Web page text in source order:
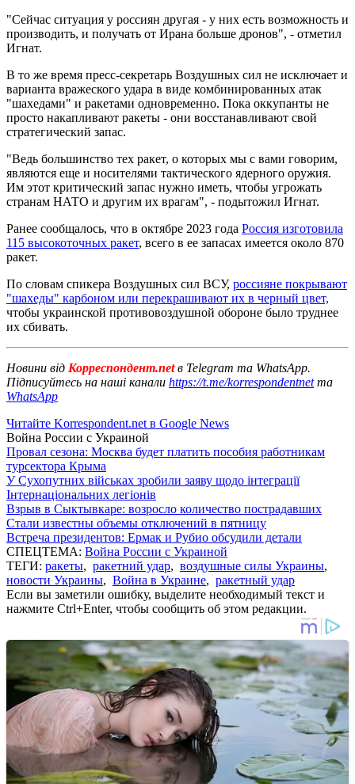
"Сейчас ситуация у россиян другая - у них есть возможность и
производить, и получать от Ирана больше дронов", - отметил
Игнат.
В то же время пресс-секретарь Воздушных сил не исключает и
варианта вражеского удара в виде комбинированных атак
"шахедами" и ракетами одновременно. Пока оккупанты не
просто накапливают ракеты - они восстанавливают свой
стратегический запас.
"Ведь большинство тех ракет, о которых мы с вами говорим,
являются еще и носителями тактического ядерного оружия.
Им этот критический запас нужно иметь, чтобы угрожать
странам НАТО и другим их врагам", - подытожил Игнат.
Ранее сообщалось, что в октябре 2023 года Россия изготовила
115 высокоточных ракет, всего в ее запасах имеется около 870
ракет.
По словам спикера Воздушных сил ВСУ, россияне покрывают
"шахеды" карбоном или перекрашивают их в черный цвет,
чтобы украинской противовоздушной обороне было труднее
их сбивать.
Новини від Корреспондент.netв Telegram та WhatsApp.
Підписуйтесь на наші канали https://t.me/korrespondentnetта
WhatsApp
Читайте Korrespondent.net в Google News
Война России с Украиной
Провал сезона: Москва будет платить пособия работникам
турсектора Крыма
У Сухопутних військах зробили заяву щодо інтеграції
Інтернаціональних легіонів
Взрыв в Сыктывкаре: возросло количество пострадавших
Стали известны объемы отключений в пятницу
Встреча президентов: Ермак и Рубио обсудили детали
СПЕЦТЕМА: Война России с Украиной
ТЕГИ: ракеты, ракетний удар, воздушные силы Украины,
новости Украины, Война в Украине, ракетный удар
Если вы заметили ошибку, выделите необходимый текст и
нажмите Ctrl+Enter, чтобы сообщить об этом редакции.